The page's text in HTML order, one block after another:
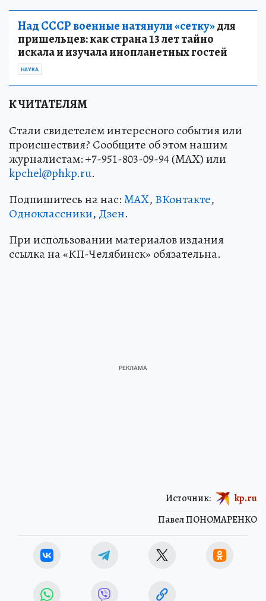
Над СССР военные натянули «сетку»для
пришельцев: как страна 13 лет тайно
искала и изучала инопланетных гостей
НАУКА
К ЧИТАТЕЛЯМ
Стали свидетелем интересного события или
происшествия? Сообщите об этом нашим
журналистам: +7-951-803-09-94 (MAX) или
kpchel@phkp.ru.
Подпишитесь на нас:MAX, ВКонтакте,
Одноклассники, Дзен.
При использовании материалов издания
ссылка на «КП-Челябинск» обязательна.
Павел ПОНОМАРЕНКО
Источник: kp.ru